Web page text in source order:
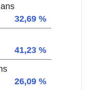
32,69 %
41,23 %
26,09 %